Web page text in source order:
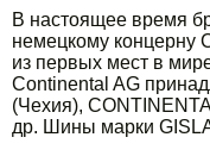
В настоящее время
немецкому концерну
из первых мест в
Continental AG
(Чехия),
др. Шины марки